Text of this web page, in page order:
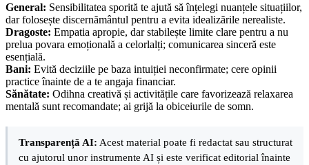
General: Sensibilitatea sporită te ajută să înțelegi nuanțele situațiilor,
dar folosește discernământul pentru a evita idealizările nerealiste.
Dragoste: Empatia apropie, dar stabilește limite clare pentru a nu
prelua povara emoțională a celorlalți; comunicarea sinceră este
esențială.
Bani: Evită deciziile pe baza intuiției neconfirmate; cere opinii
practice înainte de a te angaja financiar.
Sănătate: Odihna creativă și activitățile care favorizează relaxarea
mentală sunt recomandate; ai grijă la obiceiurile de somn.
Transparență AI: Acest material poate fi redactat sau structurat
cu ajutorul unor instrumente AI și este verificat editorial înainte